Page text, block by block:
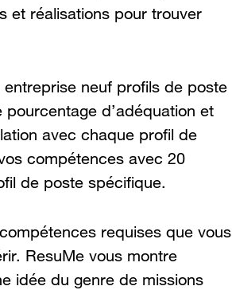
et réalisations pour trouver
neuf profils de poste
pourcentage d’adéquation et
avec chaque profil de
compétences avec 20
de poste spécifique.
requises que vous
ResuMe vous montre
idée du genre de missions